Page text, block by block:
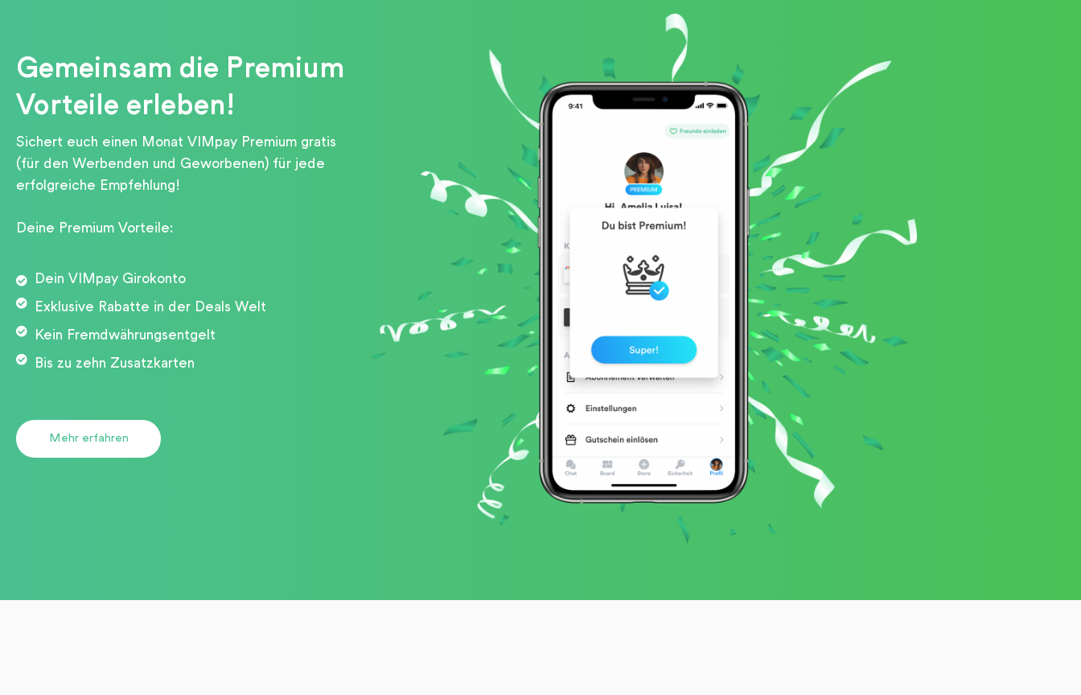
Gemeinsam die Premium
Vorteile erleben!
Sichert euch einen Monat VIMpay Premium gratis
(für den Werbenden und Geworbenen) für jede
erfolgreiche Empfehlung!
Deine Premium Vorteile:
Dein VIMpay Girokonto
Exklusive Rabatte in der Deals Welt
Kein Fremdwährungs­entgelt
Bis zu zehn Zusatzkarten
Mehr erfahren